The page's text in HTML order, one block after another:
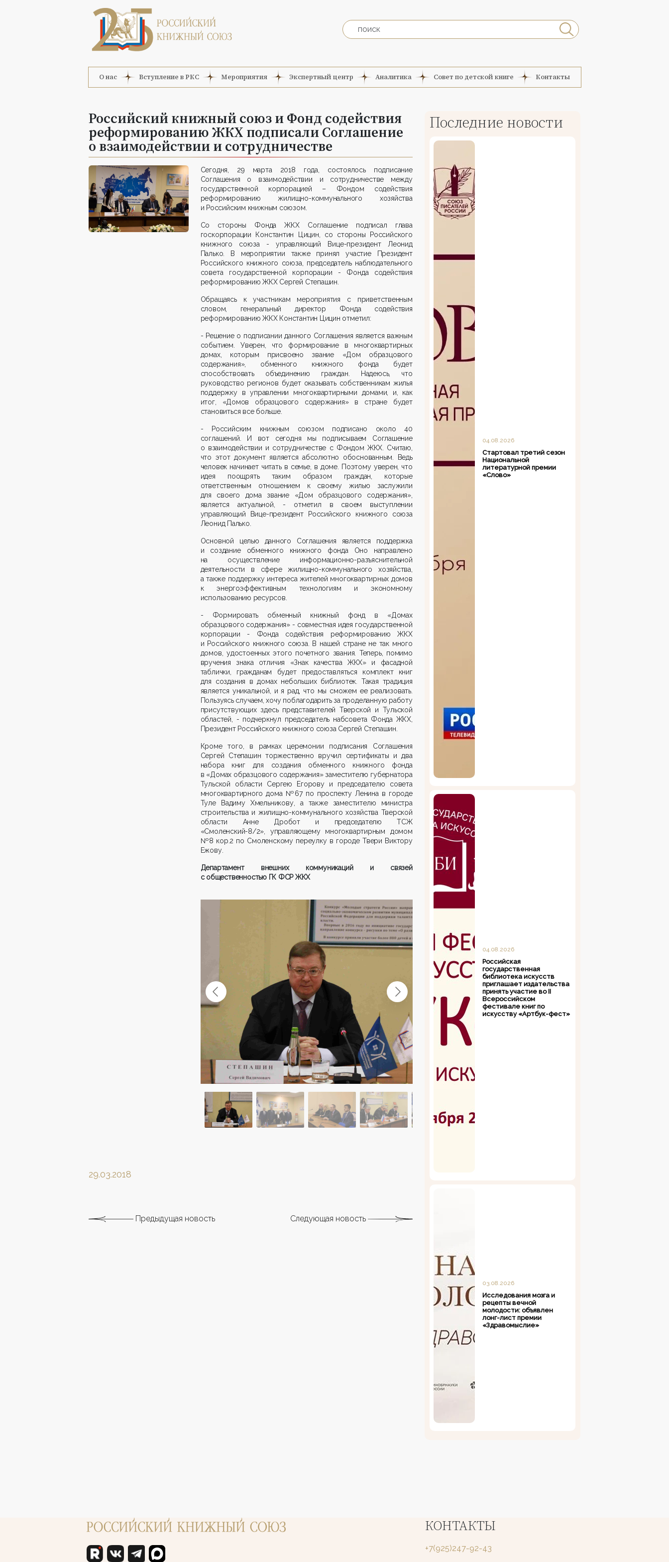
О нас Вступление в РКС Мероприятия Экспертный центр Аналитика Совет по детской книге Контакты
Российский книжный союз и Фонд содействия
реформированию ЖКХ подписали Соглашение
о взаимодействии и сотрудничестве
Сегодня, 29 марта 2018 года, состоялось подписание
Соглашения о взаимодействии и сотрудничестве между
государственной корпорацией – Фондом содействия
реформированию жилищно-коммунального хозяйства
и Российским книжным союзом.
Со стороны Фонда ЖКХ Соглашение подписал глава
госкорпорации Константин Цицин, со стороны Российского
книжного союза - управляющий Вице-президент Леонид
Палько. В мероприятии также принял участие Президент
Российского книжного союза, председатель наблюдательного
совета государственной корпорации - Фонда содействия
реформированию ЖКХ Сергей Степашин.
Обращаясь к участникам мероприятия с приветственным
словом, генеральный директор Фонда содействия
реформированию ЖКХ Константин Цицин отметил:
- Решение о подписании данного Соглашения является важным
событием. Уверен, что формирование в многоквартирных
домах, которым присвоено звание «Дом образцового
содержания», обменного книжного фонда будет
способствовать объединению граждан. Надеюсь, что
руководство регионов будет оказывать собственникам жилья
поддержку в управлении многоквартирными домами, и, как
итог, «Домов образцового содержания» в стране будет
становиться все больше.
- Российским книжным союзом подписано около 40
соглашений. И вот сегодня мы подписываем Соглашение
о взаимодействии и сотрудничестве с Фондом ЖКХ. Считаю,
что этот документ является абсолютно обоснованным. Ведь
человек начинает читать в семье, в доме. Поэтому уверен, что
идея поощрять таким образом граждан, которые
ответственным отношением к своему жилью заслужили
для своего дома звание «Дом образцового содержания»,
является актуальной, - отметил в своем выступлении
управляющий Вице-президент Российского книжного союза
Леонид Палько.
Основной целью данного Соглашения является поддержка
и создание обменного книжного фонда Оно направлено
на осуществление информационно-разъяснительной
деятельности в сфере жилищно-коммунального хозяйства,
а также поддержку интереса жителей многоквартирных домов
к энергоэффективным технологиям и экономному
использованию ресурсов.
- Формировать обменный книжный фонд в «Домах
образцового содержания» - совместная идея государственной
корпорации - Фонда содействия реформированию ЖКХ
и Российского книжного союза. В нашей стране не так много
домов, удостоенных этого почетного звания. Теперь, помимо
вручения знака отличия «Знак качества ЖКХ» и фасадной
таблички, гражданам будет предоставляться комплект книг
для создания в домах небольших библиотек. Такая традиция
является уникальной, и я рад, что мы сможем ее реализовать.
Пользуясь случаем, хочу поблагодарить за проделанную работу
присутствующих здесь представителей Тверской и Тульской
областей, - подчеркнул председатель набсовета Фонда ЖКХ,
Президент Российского книжного союза Сергей Степашин.
Кроме того, в рамках церемонии подписания Соглашения
Сергей Степашин торжественно вручил сертификаты и два
набора книг для создания обменного книжного фонда
в «Домах образцового содержания» заместителю губернатора
Тульской области Сергею Егорову и председателю совета
многоквартирного дома №67 по проспекту Ленина в городе
Туле Вадиму Хмельникову, а также заместителю министра
строительства и жилищно-коммунального хозяйства Тверской
области Анне Дробот и председателю ТСЖ
«Смоленский-8/2», управляющему многоквартирным домом
№8 кор.2 по Смоленскому переулку в городе Твери Виктору
Ежову.
Департамент внешних коммуникаций и связей
с общественностью ГК ФСР ЖКХ
29.03.2018
Предыдущая новость Следующая новость
Последние новости
04.08.2026
Стартовал третий сезон
Национальной
литературной премии
«Слово»
04.08.2026
Российская
государственная
библиотека искусств
приглашает издательства
принять участие во II
Всероссийском
фестивале книг по
искусству «Артбук-фест»
03.08.2026
Исследования мозга и
рецепты вечной
молодости: объявлен
лонг-лист премии
«Здравомыслие»
КОНТАКТЫ
+7(925)247-92-43